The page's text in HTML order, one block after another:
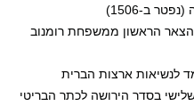
הצאר הראשון ממשפחת רומנוב